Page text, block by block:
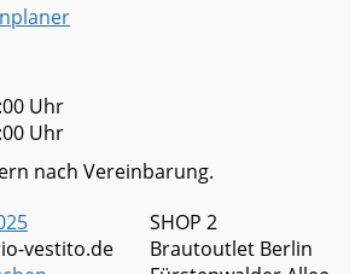
Uhr
Uhr
nach Vereinbarung.
vestito.de
SHOP 2
Brautoutlet Berlin